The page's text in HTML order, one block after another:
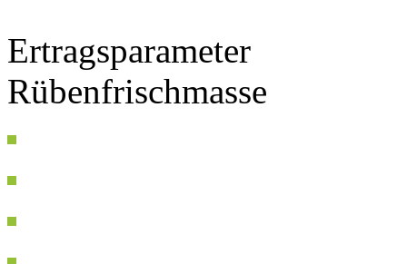
Ertragsparameter
Rübenfrischmasse